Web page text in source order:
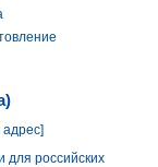
адрес]
для российских